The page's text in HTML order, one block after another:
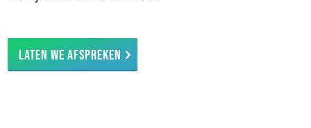
Laten we afspreken